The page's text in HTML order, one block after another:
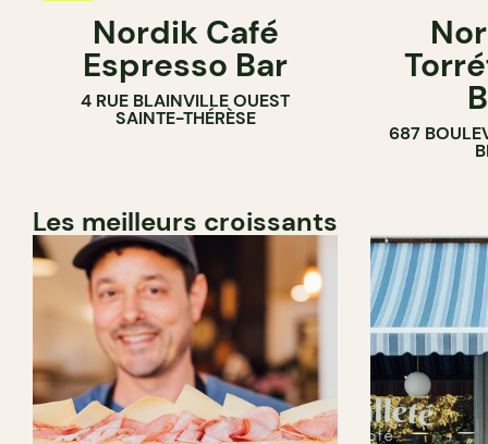
Nordik Café
Espresso Bar
4 RUE BLAINVILLE OUEST
SAINTE-THÉRÈSE
687
Les meilleurs croissants